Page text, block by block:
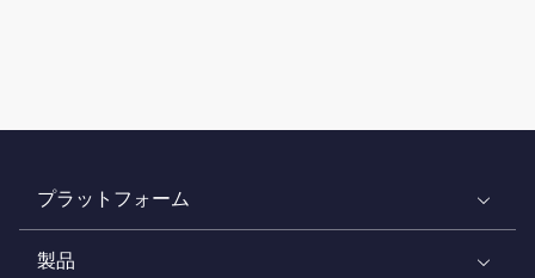
プラットフォーム
製品